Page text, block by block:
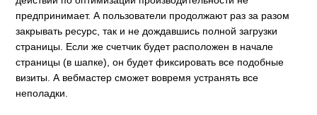
предпринимает. А пользователи продолжают раз за разом
закрывать ресурс, так и не дождавшись полной загрузки
страницы. Если же счетчик будет расположен в начале
страницы (в шапке), он будет фиксировать все подобные
визиты. А вебмастер сможет вовремя устранять все
неполадки.